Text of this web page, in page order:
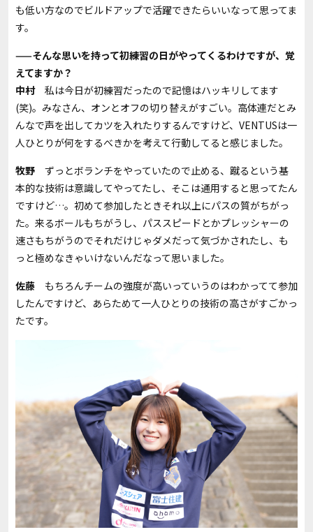
も低い方なのでビルドアップで活躍できたらいいなって思ってま
す。
——そんな思いを持って初練習の日がやってくるわけですが、覚
えてますか？
中村私は今日が初練習だったので記憶はハッキリしてます
(笑)。みなさん、オンとオフの切り替えがすごい。高体連だとみ
んなで声を出してカツを入れたりするんですけど、 VENTUSは一
人ひとりが何をするべきかを考えて行動してると感じました。
牧野 ずっとボランチをやっていたので止める、蹴るという基
本的な技術は意識してやってたし、そこは通用すると思ってたん
ですけど…。初めて参加したときそれ以上にパスの質がちがっ
た。来るボールもちがうし、パススピードとかプレッシャーの
速さもちがうのでそれだけじゃダメだって気づかされたし、も
っと極めなきゃいけないんだなって思いました。
佐藤 もちろんチームの強度が高いっていうのはわかってて参加
したんですけど、あらためて一人ひとりの技術の高さがすごかっ
たです。